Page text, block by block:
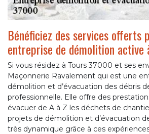
Bénéficiez des services offerts
entreprise de démolition active
Si vous résidez à Tours 37000 et ses
Maçonnerie Ravalement qui est une
démolition et d’évacuation des débris
professionnelle. Elle offre des
évacuer de A à Z les déchets de
projets de démolition et d’évacuation
très dynamique grâce à ces